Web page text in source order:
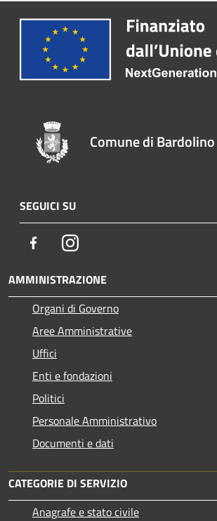
Comune di Bardolino
SEGUICI SU
FacebookInstagram
AMMINISTRAZIONE
Organi di Governo
Aree Amministrative
Uffici
Enti e fondazioni
Politici
Personale Amministrativo
Documenti e dati
CATEGORIE DI SERVIZIO
Anagrafe e stato civile